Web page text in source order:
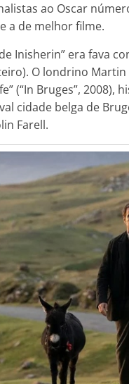
ao Oscar
a de melhor filme.
Inisherin” era fava
O londrino Martin
(“In Bruges”, 2008),
cidade belga de
Farell.